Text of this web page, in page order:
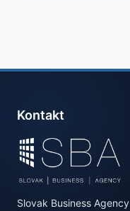
Kontakt
Slovak Business Agency